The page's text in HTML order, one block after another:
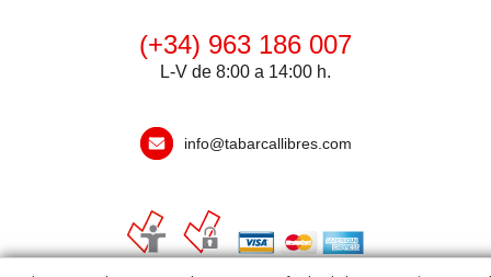
(+34) 963 186 007
L-V de 8:00 a 14:00 h.
info@tabarcallibres.com